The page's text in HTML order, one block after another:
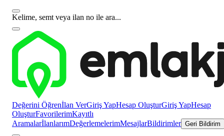
Kelime, semt veya ilan no ile ara...
Değerini Öğrenİlan VerGiriş YapHesap OluşturGiriş YapHesap
OluşturFavorilerimKayıtlı
AramalarİlanlarımDeğerlemelerimMesajlarBildirimler Geri Bildirim